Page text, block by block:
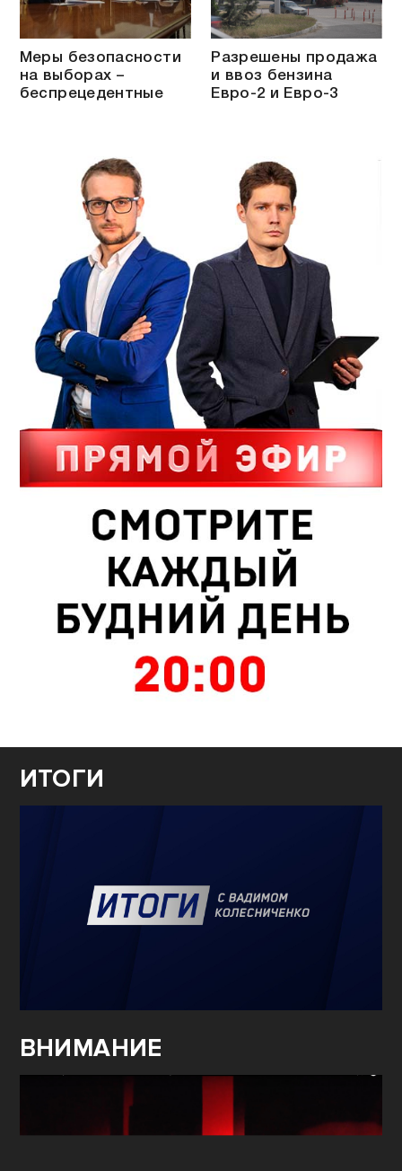
Меры безопасности
на выборах –
беспрецедентные
Разрешены продажа
и ввоз бензина
Евро-2 и Евро-3
ИТОГИ
ВНИМАНИЕ